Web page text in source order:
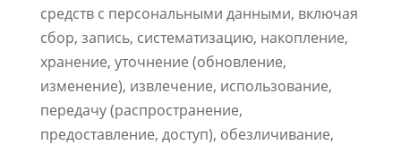
средств с персональными данными, включая
сбор, запись, систематизацию, накопление,
хранение, уточнение (обновление,
изменение), извлечение, использование,
передачу (распространение,
предоставление, доступ), обезличивание,